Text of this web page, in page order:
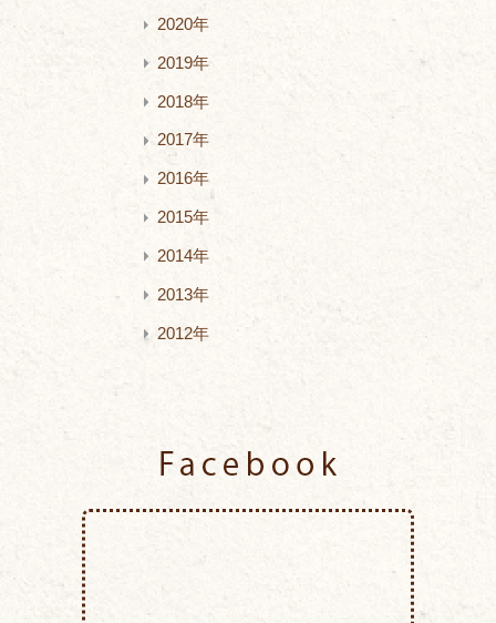
2020年
2019年
2018年
2017年
2016年
2015年
2014年
2013年
2012年
Facebook